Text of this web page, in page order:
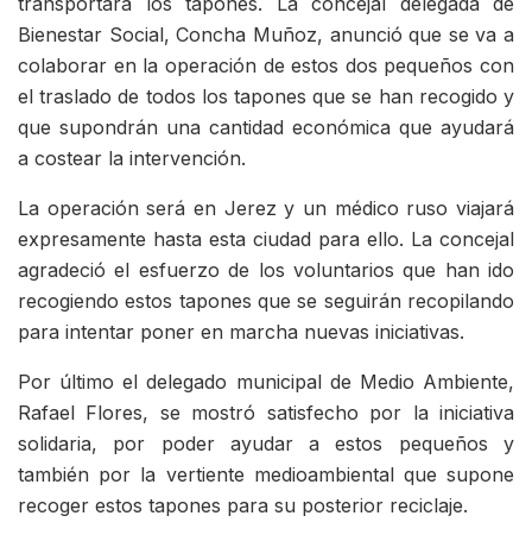
Bienestar Social, Concha Muñoz, anunció que se va a
colaborar en la operación de estos dos pequeños con
el traslado de todos los tapones que se han recogido y
que supondrán una cantidad económica que ayudará
a costear la intervención.
La operación será en Jerez y un médico ruso viajará
expresamente hasta esta ciudad para ello. La concejal
agradeció el esfuerzo de los voluntarios que han ido
recogiendo estos tapones que se seguirán recopilando
para intentar poner en marcha nuevas iniciativas.
Por último el delegado municipal de Medio Ambiente,
Rafael Flores, se mostró satisfecho por la iniciativa
solidaria, por poder ayudar a estos pequeños y
también por la vertiente medioambiental que supone
recoger estos tapones para su posterior reciclaje.